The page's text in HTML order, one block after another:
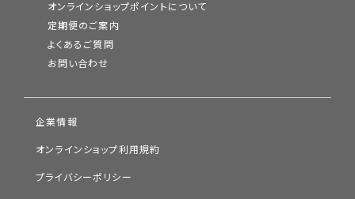
オンラインショップポイントについて
定期便のご案内
よくあるご質問
お問い合わせ
企業情報
オンラインショップ利用規約
プライバシーポリシー